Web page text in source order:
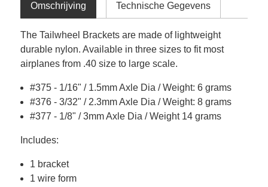
Omschrijving Technische Gegevens
The Tailwheel Brackets are made of lightweight
durable nylon. Available in three sizes to fit most
airplanes from .40 size to large scale.
#375 - 1/16" / 1.5mm Axle Dia / Weight: 6 grams
#376 - 3/32" / 2.3mm Axle Dia / Weight: 8 grams
#377 - 1/8" / 3mm Axle Dia / Weight 14 grams
Includes:
1 bracket
1 wire form